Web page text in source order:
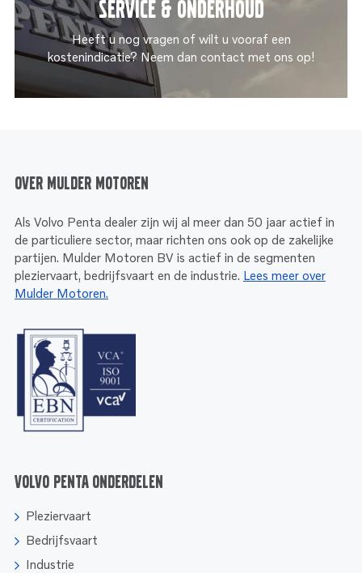
Service & onderhoud
Heeft u nog vragen of wilt u vooraf een
kostenindicatie? Neem dan contact met ons op!
Over Mulder Motoren
Als Volvo Penta dealer zijn wij al meer dan 50 jaar actief in
de particuliere sector, maar richten ons ook op de zakelijke
partijen. Mulder Motoren BV is actief in de segmenten
pleziervaart, bedrijfsvaart en de industrie. Lees meer over
Mulder Motoren.
Volvo Penta onderdelen
Pleziervaart
Bedrijfsvaart
Industrie